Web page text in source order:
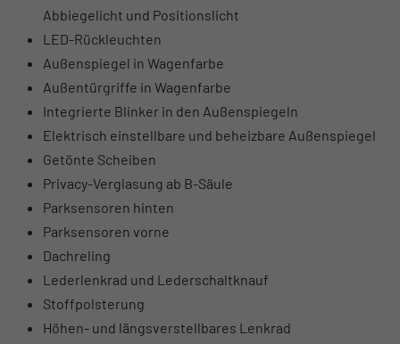
Abbiegelicht und Positionslicht
LED-Rückleuchten
Außenspiegel in Wagenfarbe
Außentürgriffe in Wagenfarbe
Integrierte Blinker in den Außenspiegeln
Elektrisch einstellbare und beheizbare Außenspiegel
Getönte Scheiben
Privacy-Verglasung ab B-Säule
Parksensoren hinten
Parksensoren vorne
Dachreling
Lederlenkrad und Lederschaltknauf
Stoffpolsterung
Höhen- und längsverstellbares Lenkrad